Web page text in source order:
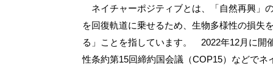
ネイチャーポジティブとは、「自然再興」
を回復軌道に乗せるため、生物多様性の損失
る」ことを指しています。 2022年12月に開
性条約第15回締約国会議（COP15）などでネ